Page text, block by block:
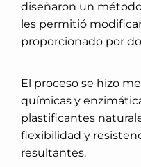
diseñaron un
les permitió
proporcionado por
El proceso se hizo
químicas y
plastificantes
flexibilidad y
resultantes.